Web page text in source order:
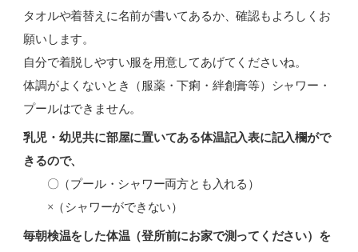
タオルや着替えに名前が書いてあるか、確認もよろしくお
願いします。
自分で着脱しやすい服を用意してあげてくださいね。
体調がよくないとき（服薬・下痢・絆創膏等）シャワー・
プールはできません。
乳児・幼児共に部屋に置いてある体温記入表に記入欄がで
きるので、
〇（プール・シャワー両方とも入れる）
×（シャワーができない）
毎朝検温をした体温（登所前にお家で測ってください）を